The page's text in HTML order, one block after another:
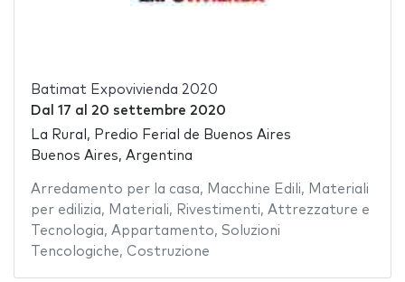
Batimat Expovivienda 2020
Dal 17 al 20 settembre 2020
La Rural, Predio Ferial de Buenos Aires
Buenos Aires, Argentina
Arredamento per la casa, Macchine Edili, Materiali
per edilizia, Materiali, Rivestimenti, Attrezzature e
Tecnologia, Appartamento, Soluzioni
Tencologiche, Costruzione